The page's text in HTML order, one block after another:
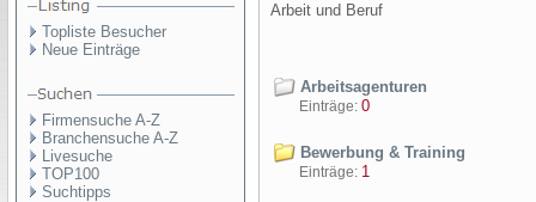
Topliste Besucher
Neue Einträge
Firmensuche A-Z
Branchensuche A-Z
Livesuche
TOP100
Suchtipps
Arbeit und Beruf
Arbeitsagenturen
Einträge: 0
Bewerbung & Training
Einträge: 1